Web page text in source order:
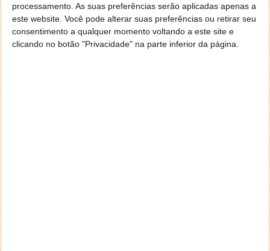
processamento. As suas preferências serão aplicadas apenas a
este website. Você pode alterar suas preferências ou retirar seu
consentimento a qualquer momento voltando a este site e
clicando no botão "Privacidade" na parte inferior da página.
Conforme recordou, o foco na escrita surgiu
centenas de anos depois na Europa e chegou às
escolas dos Estados Unidos no final do século XIX.